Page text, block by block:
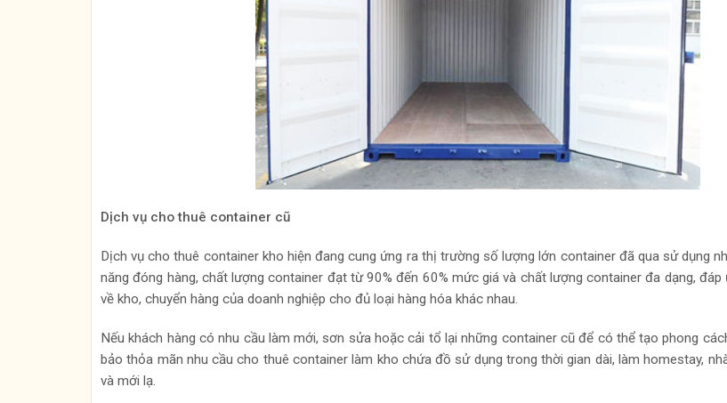
Dịch vụ cho thuê container cũ
Dịch vụ cho thuê container kho hiện đang cung ứng ra thị trường số lượng lớn container đã qua sử dụng
năng đóng hàng, chất lượng container đạt từ 90% đến 60% mức giá và chất lượng container đa dạng,
về kho, chuyển hàng của doanh nghiệp cho đủ loại hàng hóa khác nhau.
Nếu khách hàng có nhu cầu làm mới, sơn sửa hoặc cải tổ lại những container cũ để có thể tạo phong
bảo thỏa mãn nhu cầu cho thuê container làm kho chứa đồ sử dụng trong thời gian dài, làm homestay,
và mới lạ.